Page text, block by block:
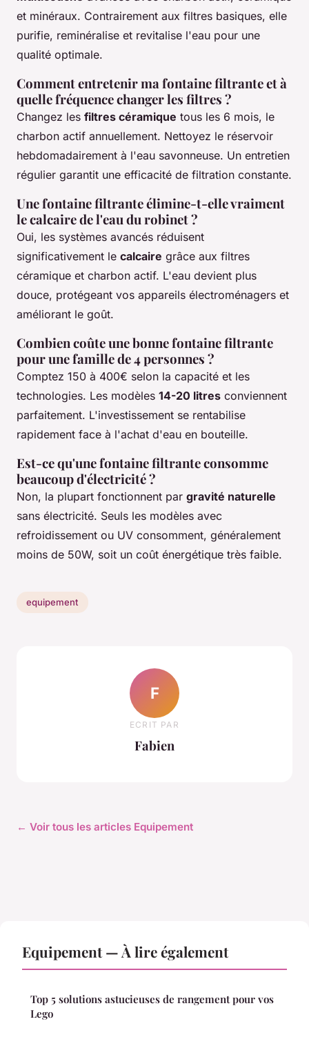
et minéraux. Contrairement aux filtres basiques, elle
purifie, reminéralise et revitalise l'eau pour une
qualité optimale.
Comment entretenir ma fontaine filtrante et à
quelle fréquence changer les filtres ?
Changez les filtres céramique tous les 6 mois, le
charbon actif annuellement. Nettoyez le réservoir
hebdomadairement à l'eau savonneuse. Un entretien
régulier garantit une efficacité de filtration constante.
Une fontaine filtrante élimine-t-elle vraiment
le calcaire de l'eau du robinet ?
Oui, les systèmes avancés réduisent
significativement le calcaire grâce aux filtres
céramique et charbon actif. L'eau devient plus
douce, protégeant vos appareils électroménagers et
améliorant le goût.
Combien coûte une bonne fontaine filtrante
pour une famille de 4 personnes ?
Comptez 150 à 400€ selon la capacité et les
technologies. Les modèles 14-20 litres conviennent
parfaitement. L'investissement se rentabilise
rapidement face à l'achat d'eau en bouteille.
Est-ce qu'une fontaine filtrante consomme
beaucoup d'électricité ?
Non, la plupart fonctionnent par gravité naturelle
sans électricité. Seuls les modèles avec
refroidissement ou UV consomment, généralement
moins de 50W, soit un coût énergétique très faible.
equipement
F
ECRIT PAR
Fabien
← Voir tous les articles Equipement
Equipement — À lire également
Top 5 solutions astucieuses de rangement pour vos
Lego